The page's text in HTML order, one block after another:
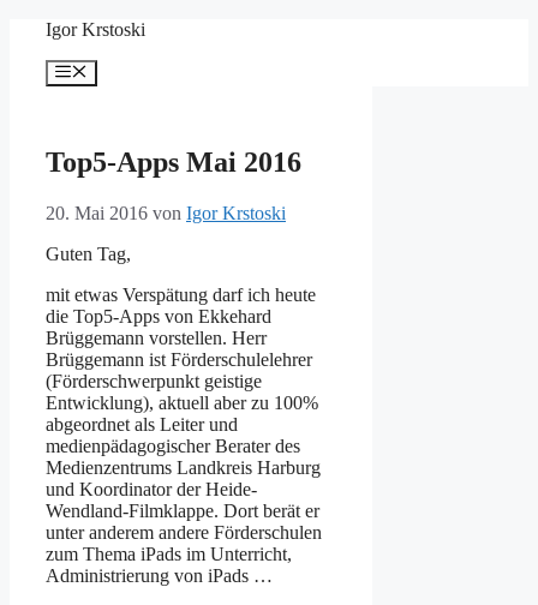
springen
Igor Krstoski
Menü
Top5-Apps Mai 2016
20. Mai 2016 von Igor Krstoski
Guten Tag,
mit etwas Verspätung darf ich heute
die Top5-Apps von Ekkehard
Brüggemann vorstellen. Herr
Brüggemann ist Förderschulelehrer
(Förderschwerpunkt geistige
Entwicklung), aktuell aber zu 100%
abgeordnet als Leiter und
medienpädagogischer Berater des
Medienzentrums Landkreis Harburg
und Koordinator der Heide-
Wendland-Filmklappe. Dort berät er
unter anderem andere Förderschulen
zum Thema iPads im Unterricht,
Administrierung von iPads …